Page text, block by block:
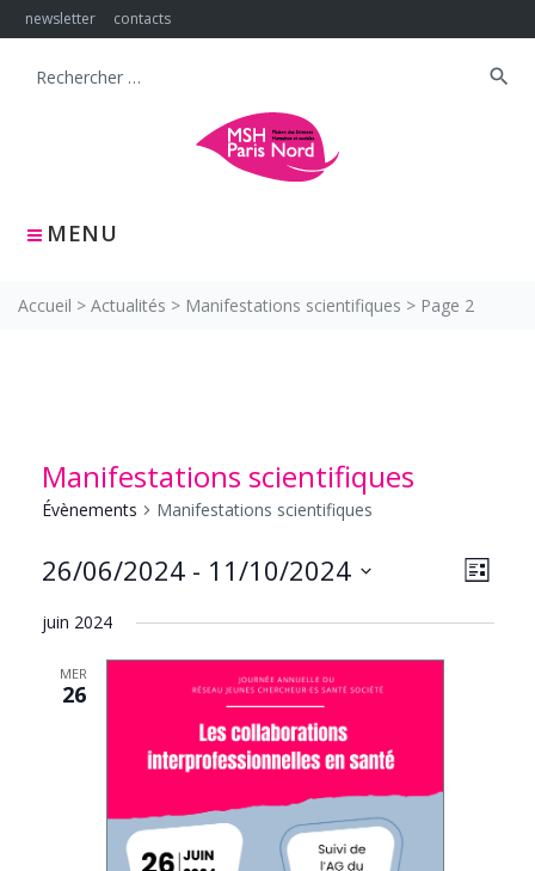
Skip
to
newsletter contacts
MENU
Search
search
Accueil > Actualités > Manifestations scientifiques > Page 2
Manifestations scientifiques
Évènements Manifestations scientifiques
PAR
de
vues
LISTE
26/06/2024 - 11/10/2024
une
juin 2024
MER
26